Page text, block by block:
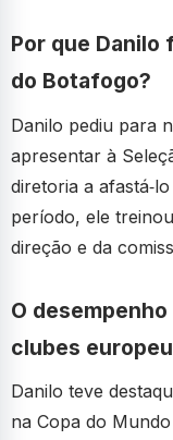
Por que
do Botafogo?
Danilo pediu para
apresentar à
diretoria a
período, ele
direção e da
O
clubes
Danilo teve
na Copa do